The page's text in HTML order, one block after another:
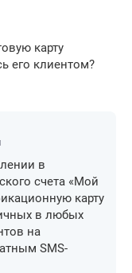
карту
его клиентом?
в
счета «Мой
карту
в любых
на
SMS-